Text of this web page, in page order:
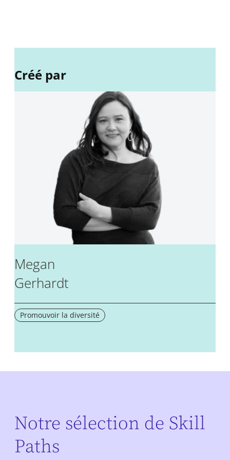
Créé par
Megan
Gerhardt
Promouvoir la diversité
Notre sélection de Skill
Paths